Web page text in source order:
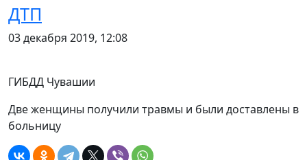
ДТП
03 декабря 2019, 12:08
ГИБДД Чувашии
Две женщины получили травмы и были доставлены в
больницу